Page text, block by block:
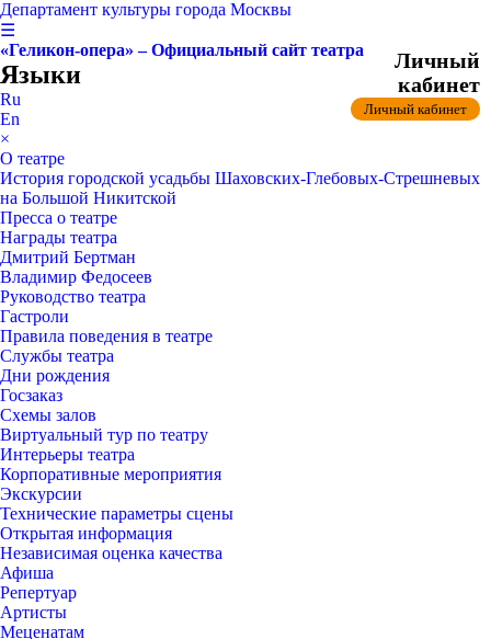
Департамент культуры города Москвы
☰
«Геликон-опера» – Официальный сайт театра
Языки
Ru
En
×
О театре
История городской усадьбы Шаховских-Глебовых-Стрешневых
на Большой Никитской
Пресса о театре
Награды театра
Дмитрий Бертман
Владимир Федосеев
Руководство театра
Гастроли
Правила поведения в театре
Службы театра
Дни рождения
Госзаказ
Схемы залов
Виртуальный тур по театру
Интерьеры театра
Корпоративные мероприятия
Экскурсии
Технические параметры сцены
Открытая информация
Независимая оценка качества
Афиша
Репертуар
Артисты
Меценатам
Личный
кабинет
Личный кабинет